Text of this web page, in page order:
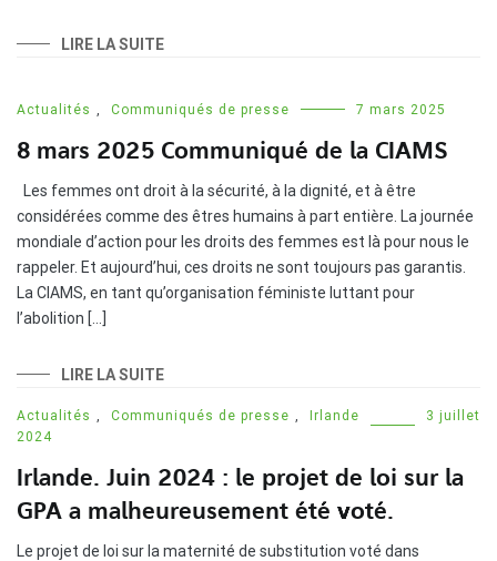
LIRE LA SUITE
Actualités Communiqués de presse 7 mars 2025
8 mars 2025 Communiqué de la CIAMS
Les femmes ont droit à la sécurité, à la dignité, et à être
considérées comme des êtres humains à part entière. La journée
mondiale d’action pour les droits des femmes est là pour nous le
rappeler. Et aujourd’hui, ces droits ne sont toujours pas garantis.
La CIAMS, en tant qu’organisation féministe luttant pour
l’abolition […]
LIRE LA SUITE
Actualités Communiqués de presse Irlande
3 juillet
2024
Irlande. Juin 2024 : le projet de loi sur la
GPA a malheureusement été voté.
Le projet de loi sur la maternité de substitution voté dans